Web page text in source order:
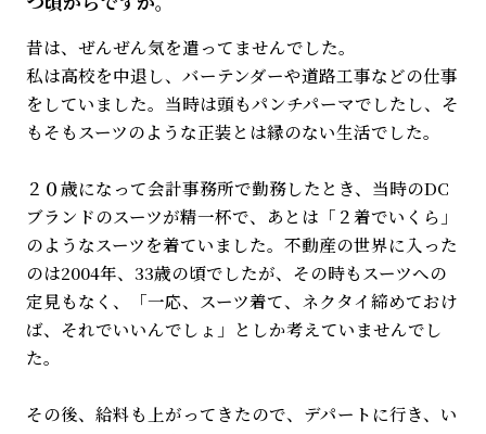
昔は、ぜんぜん気を遣ってませんでした。
私は高校を中退し、バーテンダーや道路工事などの仕事
をしていました。当時は頭もパンチパーマでしたし、そ
もそもスーツのような正装とは縁のない生活でした。
２０歳になって会計事務所で勤務したとき、当時のDC
ブランドのスーツが精一杯で、あとは「２着でいくら」
のようなスーツを着ていました。不動産の世界に入った
のは2004年、33歳の頃でしたが、その時もスーツへの
定見もなく、「一応、スーツ着て、ネクタイ締めておけ
ば、それでいいんでしょ」としか考えていませんでし
た。
その後、給料も上がってきたので、デパートに行き、い